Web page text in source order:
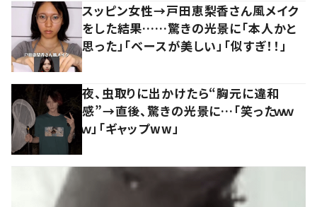
スッピン女性→戸田恵梨香さん風メイク
をした結果……驚きの光景に「本人かと
思った」「ベースが美しい」「似すぎ！！」
夜、虫取りに出かけたら“胸元に違和
感”→直後、驚きの光景に…「笑ったｗｗ
ｗ」「ギャップww」